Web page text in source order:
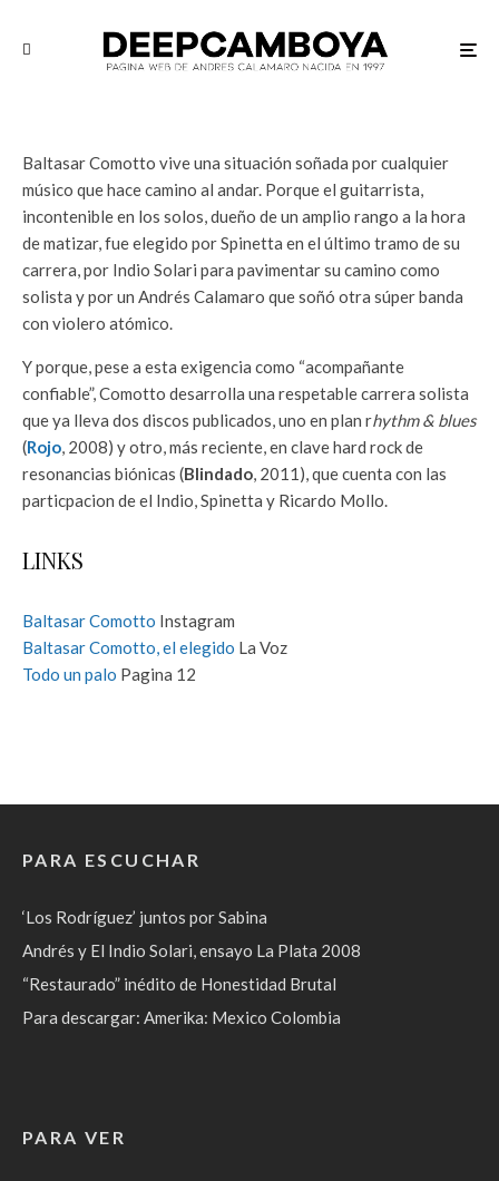
Baltasar Comotto
Baltasar Comotto vive una situación soñada por cualquier
músico que hace camino al andar. Porque el guitarrista,
incontenible en los solos, dueño de un amplio rango a la hora
de matizar, fue elegido por Spinetta en el último tramo de su
carrera, por Indio Solari para pavimentar su camino como
solista y por un Andrés Calamaro que soñó otra súper banda
con violero atómico.
Y porque, pese a esta exigencia como “acompañante
confiable”, Comotto desarrolla una respetable carrera solista
que ya lleva dos discos publicados, uno en plan rhythm & blues
(Rojo, 2008) y otro, más reciente, en clave hard rock de
resonancias biónicas (Blindado, 2011), que cuenta con las
particpacion de el Indio, Spinetta y Ricardo Mollo.
LINKS
Baltasar Comotto Instagram
Baltasar Comotto, el elegido La Voz
Todo un palo Pagina 12
PARA ESCUCHAR
‘Los Rodríguez’ juntos por Sabina
Andrés y El Indio Solari, ensayo La Plata 2008
“Restaurado” inédito de Honestidad Brutal
Para descargar: Amerika: Mexico Colombia
PARA VER